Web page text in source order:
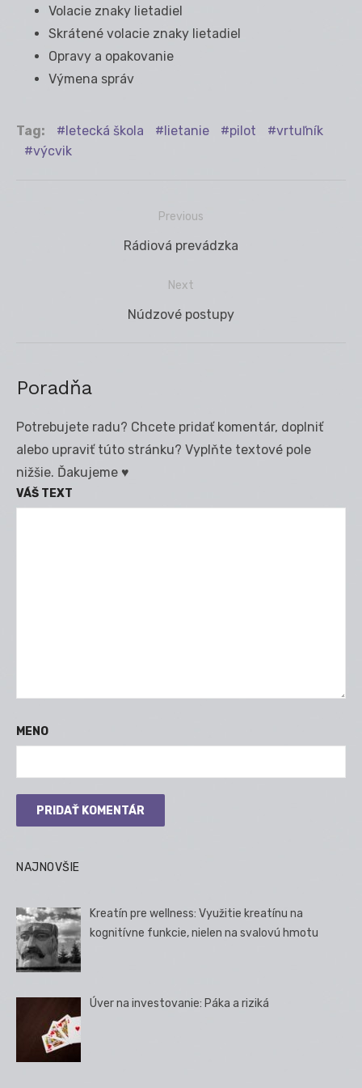
Volacie znaky lietadiel
Skrátené volacie znaky lietadiel
Opravy a opakovanie
Výmena správ
Tag: letecká škola lietanie pilot
vrtuľník
výcvik
Previous
Previous
Rádiová prevádzka
Next
Next
Núdzové postupy
Poradňa
Potrebujete radu? Chcete pridať komentár, doplniť
alebo upraviť túto stránku? Vyplňte textové pole
nižšie. Ďakujeme ♥
VÁŠ TEXT
MENO
NAJNOVŠIE
Kreatín pre wellness: Využitie kreatínu na
kognitívne funkcie, nielen na svalovú hmotu
Úver na investovanie: Páka a riziká